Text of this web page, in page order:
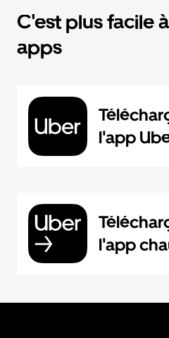
C'est plus facile
apps
l'app
l'app